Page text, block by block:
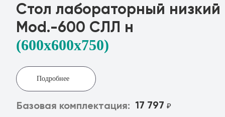
Стол лабораторный низкий
Mod.-600 СЛЛ н
(600x600х750)
Подробнее
Базовая комплектация: 17 797 ₽